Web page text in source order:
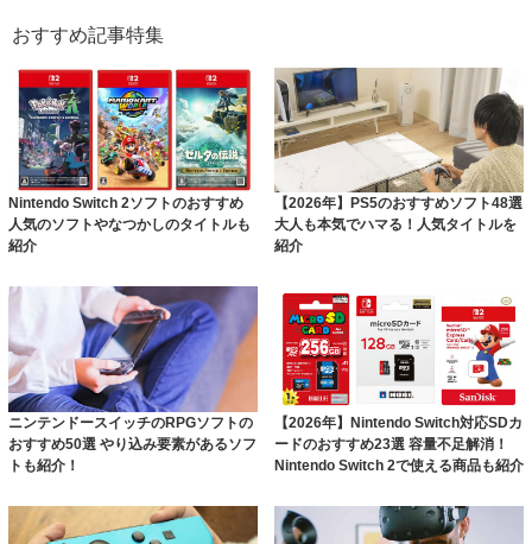
おすすめ記事特集
Nintendo Switch 2ソフトのおすすめ
人気のソフトやなつかしのタイトルも
紹介
【2026年】PS5のおすすめソフト48選
大人も本気でハマる！人気タイトルを
紹介
ニンテンドースイッチのRPGソフトの
おすすめ50選 やり込み要素があるソフ
トも紹介！
【2026年】Nintendo Switch対応SDカ
ードのおすすめ23選 容量不足解消！
Nintendo Switch 2で使える商品も紹介